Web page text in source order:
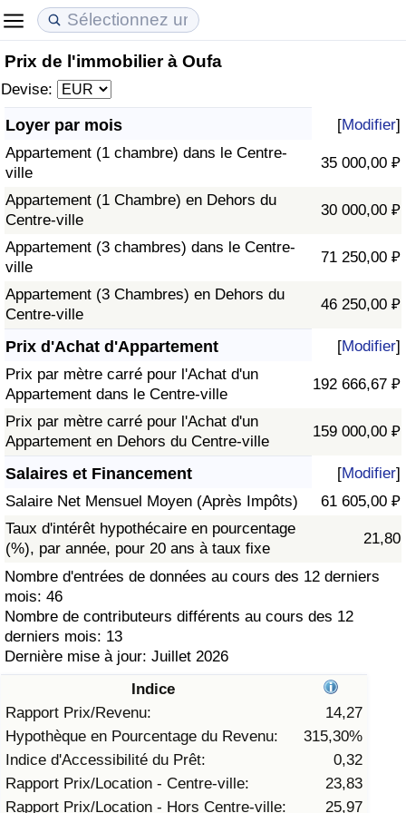
Prix de l'immobilier à Oufa
Devise:
Loyer par mois [Modifier]
Appartement (1 chambre) dans le Centre-
ville
35 000,00 ₽
Appartement (1 Chambre) en Dehors du
Centre-ville
30 000,00 ₽
Appartement (3 chambres) dans le Centre-
ville
71 250,00 ₽
Appartement (3 Chambres) en Dehors du
Centre-ville
46 250,00 ₽
Prix d'Achat d'Appartement [Modifier]
Prix par mètre carré pour l'Achat d'un
Appartement dans le Centre-ville
192 666,67 ₽
Prix par mètre carré pour l'Achat d'un
Appartement en Dehors du Centre-ville
159 000,00 ₽
Salaires et Financement [Modifier]
Salaire Net Mensuel Moyen (Après Impôts)
61 605,00 ₽
Taux d'intérêt hypothécaire en pourcentage
(%), par année, pour 20 ans à taux fixe
21,80
Nombre d'entrées de données au cours des 12 derniers
mois: 46
Nombre de contributeurs différents au cours des 12
derniers mois: 13
Dernière mise à jour: Juillet 2026
Indice
Rapport Prix/Revenu:
14,27
Hypothèque en Pourcentage du Revenu:
315,30%
Indice d'Accessibilité du Prêt:
0,32
Rapport Prix/Location - Centre-ville:
23,83
Rapport Prix/Location - Hors Centre-ville:
25,97
Coût de la vie
Indice du Coût de la Vie (Actuel)
Indice du Coût de la Vie
Indice du coût de la vie par pays
à Akaba
Prix de l'immobilier
Indice des Prix de l'immobilier (Actuel)
Indice des Prix de l'immobilier
Indice des Prix de l'immobilier par Pays
Qualité de Vie
Indice de Qualité de Vie
Indice de Qualité de Vie (Actuel)
Indice de qualité de vie par pays
Criminalité
Indice de Criminalité (Actuel)
Indice de Criminalité
Indice de criminalité par pays
Soins de santé
Indice des soins de santé (Actuel)
Indice des soins de santé
Indice des soins de santé par Pays
Pollution
Indice de Pollution (Actuel)
Indice de pollution
Indice de Pollution par Pays
Trafic